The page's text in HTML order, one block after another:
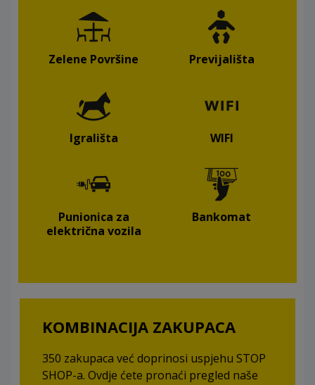
Zelene Površine Previjališta
Igrališta WIFI
Punionica za
električna vozila
Bankomat
KOMBINACIJA ZAKUPACA
350 zakupaca već doprinosi uspjehu STOP
SHOP-a. Ovdje ćete pronaći pregled naše